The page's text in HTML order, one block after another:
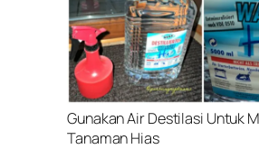
Gunakan Air Destilasi Untuk
Tanaman Hias